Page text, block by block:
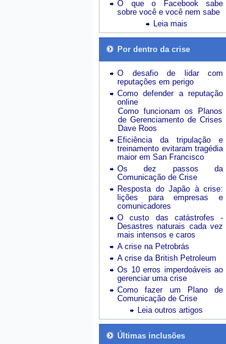
O que o Facebook sabe
sobre você e você nem sabe
Leia mais
Por dentro da crise
O desafio de lidar com
reputações em perigo
Como defender a reputação
online
Como funcionam os Planos
de Gerenciamento de Crises
Dave Roos
Eficiência da tripulação e
treinamento evitaram tragédia
maior em San Francisco
Os dez passos da
Comunicação de Crise
Resposta do Japão à crise:
lições para empresas e
comunicadores
O custo das catástrofes -
Desastres naturais cada vez
mais intensos e caros
A crise na Petrobrás
A crise da British Petroleum
Os 10 erros imperdoáveis ao
gerenciar uma crise
Como fazer um Plano de
Comunicação de Crise
Leia outros artigos
Últimas inclusões